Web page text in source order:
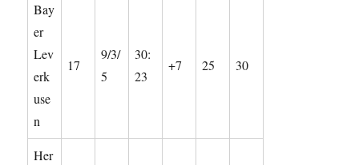
Bay
er
Lev
erk
use
n
17
9/3/
5
30:
23
+7 25 30
Her